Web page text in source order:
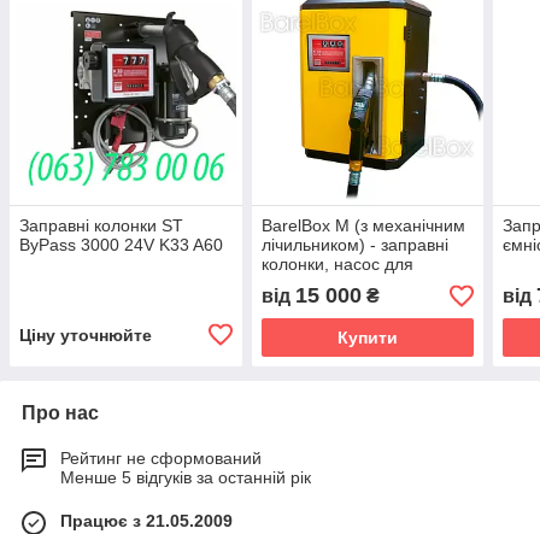
Заправні колонки ST
ByPass 3000 24V K33 A60
Ціну уточнюйте
BarelВox M (з механічним
лічильником) - заправні
колонки, насос для
дизпалива, резервуари
для ГСМ
від 15 000₴
Купити
від
Про нас
Рейтинг не сформований
Менше 5 відгуків за останній рік
Працює з 21.05.2009